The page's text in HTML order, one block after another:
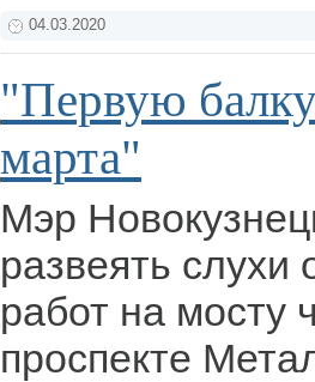
04.03.2020
"Первую
марта"
Мэр
развеять
работ на мосту
проспекте